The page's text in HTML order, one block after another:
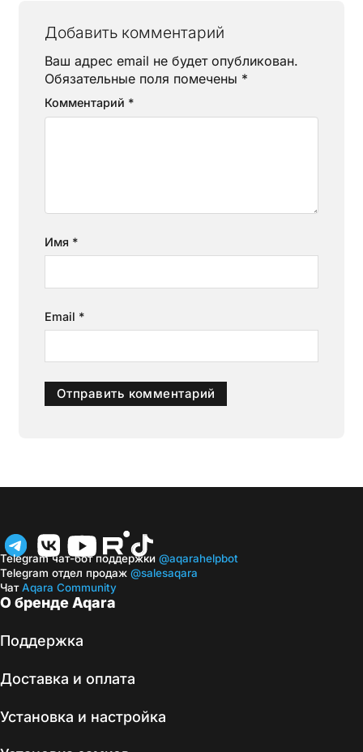
Добавить комментарий
Ваш адрес email не будет опубликован.
Обязательные поля помечены *
Комментарий *
Имя *
Email *
О бренде Aqara
Поддержка
Доставка и оплата
Установка и настройка
Telegram чат-бот поддержки @aqarahelpbot
Telegram отдел продаж @salesaqara
ЧатAqara Community